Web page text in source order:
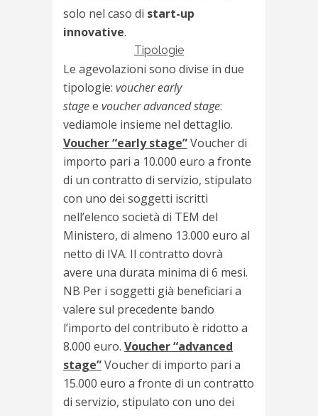
solo nel caso di start-up
innovative.
Tipologie
Le agevolazioni sono divise in due
tipologie: voucher early
stagee voucher advanced stage:
vediamole insieme nel dettaglio.
Voucher “early stage”Voucher di
importo pari a 10.000 euro a fronte
di un contratto di servizio, stipulato
con uno dei soggetti iscritti
nell’elenco società di TEM del
Ministero, di almeno 13.000 euro al
netto di IVA. Il contratto dovrà
avere una durata minima di 6 mesi.
NB Per i soggetti già beneficiari a
valere sul precedente bando
l’importo del contributo è ridotto a
8.000 euro. Voucher “advanced
stage”Voucher di importo pari a
15.000 euro a fronte di un contratto
di servizio, stipulato con uno dei